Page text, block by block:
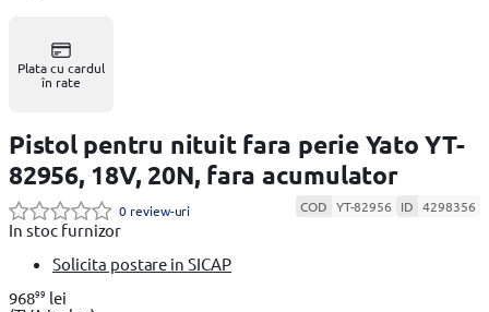
Plata cu cardul
în rate
Pistol pentru nituit fara perie Yato YT-
82956, 18V, 20N, fara acumulator
0 review-uri COD YT-82956 ID 4298356
In stoc furnizor
Solicita postare in SICAP
96899 lei